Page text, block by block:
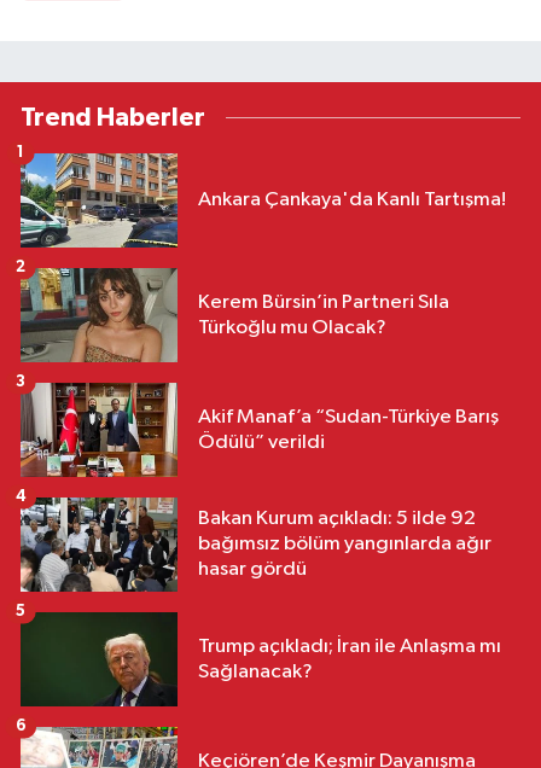
Trend Haberler
Ankara Çankaya'da Kanlı Tartışma!
1
Kerem Bürsin’in Partneri Sıla
Türkoğlu mu Olacak?
2
Akif Manaf’a “Sudan-Türkiye Barış
Ödülü” verildi
3
Bakan Kurum açıkladı: 5 ilde 92
bağımsız bölüm yangınlarda ağır
hasar gördü
4
Trump açıkladı; İran ile Anlaşma mı
Sağlanacak?
5
Keçiören’de Keşmir Dayanışma
6